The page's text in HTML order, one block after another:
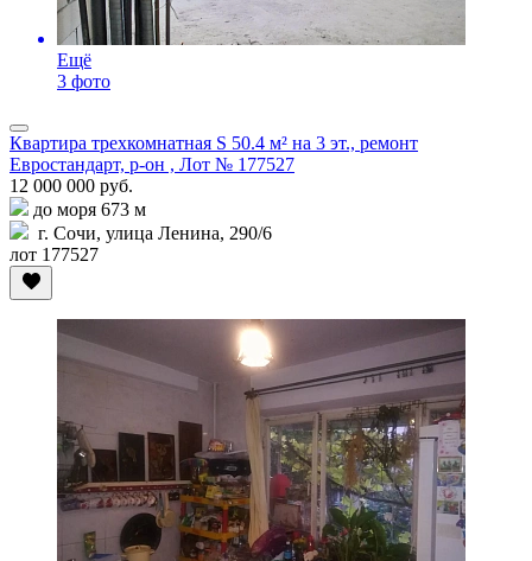
Ещё
3 фото
Квартира трехкомнатная S 50.4 м² на 3 эт., ремонт
Евростандарт, р-он , Лот № 177527
12 000 000 руб.
до моря 673 м
г. Сочи, улица Ленина, 290/6
лот 177527